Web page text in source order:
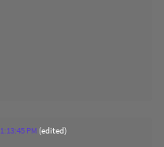
PM (edited)